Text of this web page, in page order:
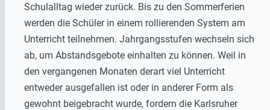
Schulalltag wieder zurück. Bis zu den Sommerferien
werden die Schüler in einem rollierenden System am
Unterricht teilnehmen. Jahrgangsstufen wechseln sich
ab, um Abstandsgebote einhalten zu können. Weil in
den vergangenen Monaten derart viel Unterricht
entweder ausgefallen ist oder in anderer Form als
gewohnt beigebracht wurde, fordern die Karlsruher